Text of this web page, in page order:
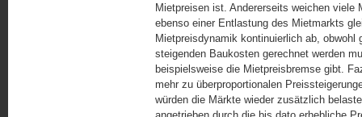
Mietpreisen ist. Andererseits weichen viele
ebenso einer Entlastung des Mietmarkts
Mietpreisdynamik kontinuierlich ab,
steigenden Baukosten gerechnet werden
beispielsweise die Mietpreisbremse gibt.
mehr zu überproportionalen
würden die Märkte wieder zusätzlich